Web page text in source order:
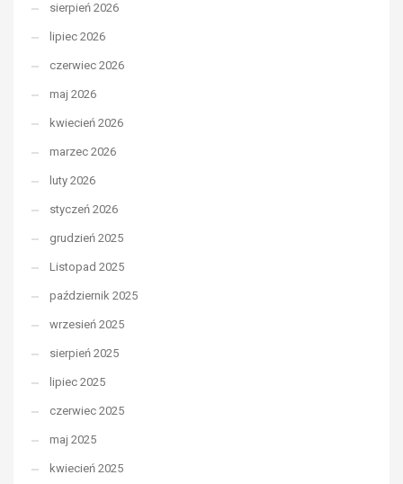
sierpień 2026
lipiec 2026
czerwiec 2026
maj 2026
kwiecień 2026
marzec 2026
luty 2026
styczeń 2026
grudzień 2025
Listopad 2025
październik 2025
wrzesień 2025
sierpień 2025
lipiec 2025
czerwiec 2025
maj 2025
kwiecień 2025